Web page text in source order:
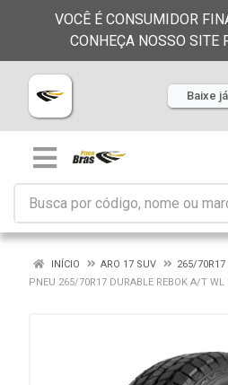
VOCÊ É CONSUMIDOR
CONHEÇA NOSSO SITE
Baixe
INÍCIO ARO 17 SUV
265/70R17
PNEU 265/70R17 DURABLE REBOK A/T WL